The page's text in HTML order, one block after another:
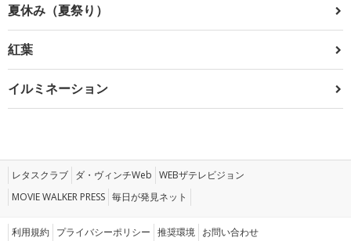
夏休み（夏祭り）
紅葉
イルミネーション
レタスクラブ ダ・ヴィンチWeb WEBザテレビジョン
MOVIE WALKER PRESS 毎日が発見ネット
利用規約 プライバシーポリシー 推奨環境 お問い合わせ